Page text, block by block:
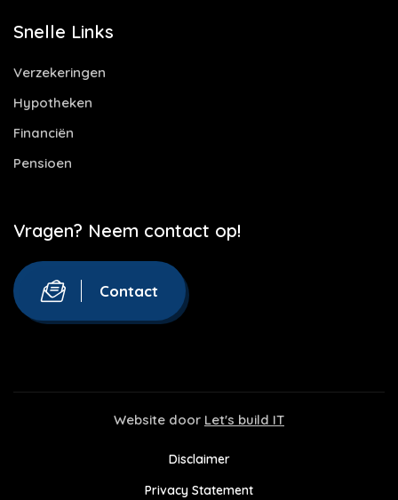
Snelle Links
Verzekeringen
Hypotheken
Financiën
Pensioen
Vragen? Neem contact op!
Contact
Website door Let's build IT
Disclaimer
Privacy Statement